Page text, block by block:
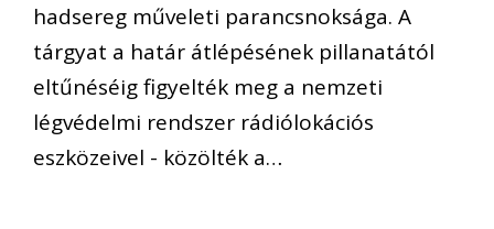
hadsereg műveleti parancsnoksága. A
tárgyat a határ átlépésének pillanatától
eltűnéséig figyelték meg a nemzeti
légvédelmi rendszer rádiólokációs
eszközeivel - közölték a…